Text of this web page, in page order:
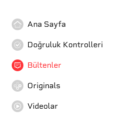
Ana Sayfa
Doğruluk Kontrolleri
Bültenler
Originals
Videolar